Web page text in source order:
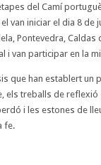
del Camí
van iniciar el dia 8 de
Pontevedra, Caldas
i van participar en la
que han establert un
els treballs de
i les estones de
fe.